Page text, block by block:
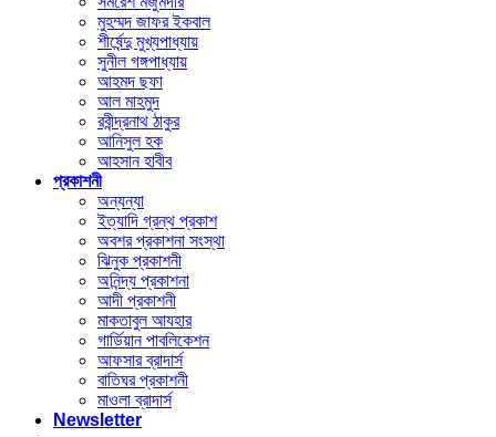
মুহম্মদ জাফর ইকবাল
শীর্ষেন্দু মুখ্যপাধ্যায়
সুনীল গঙ্গপাধ্যায়
আহমদ ছফা
আল মাহমুদ
রবীন্দ্রনাথ ঠাকুর
আনিসুল হক
আহসান হাবীব
প্রকাশনী
অন্যন্যা
ইত্যাদি গ্রন্থ প্রকাশ
অবশর প্রকাশনা সংস্থা
ঝিনুক প্রকাশনী
অনিন্দ্য প্রকাশনা
আদী প্রকাশনী
মাকতাবুল আযহার
গার্ডিয়ান পাবলিকেশন
আফসার ব্রাদার্স
বাতিঘর প্রকাশনী
মাওলা ব্রাদার্স
Newsletter